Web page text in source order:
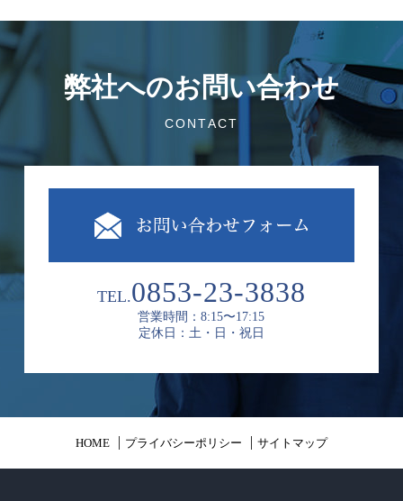
弊社へのお問い合わせ
CONTACT
TEL.0853-23-3838
営業時間：8:15〜17:15
定休日：土・日・祝日
HOME プライバシーポリシー サイトマップ